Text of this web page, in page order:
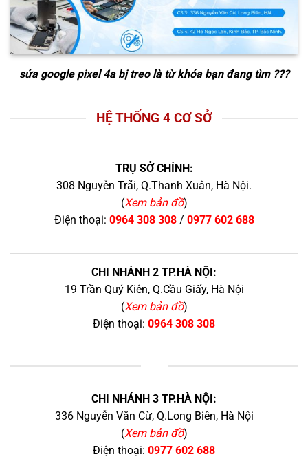
sửa google pixel 4a bị treolà từ khóa bạn đang tìm ???
HỆ THỐNG 4 CƠ SỞ
TRỤ SỞ CHÍNH:
308 Nguyễn Trãi, Q.Thanh Xuân, Hà Nội.
(Xem bản đồ)
Điện thoại: 0964 308 308/ 0977 602 688
CHI NHÁNH 2 TP.HÀ NỘI:
19 Trần Quý Kiên, Q.Cầu Giấy, Hà Nội
(Xem bản đồ)
Điện thoại: 0964 308 308
CHI NHÁNH 3 TP.HÀ NỘI:
336 Nguyễn Văn Cừ, Q.Long Biên, Hà Nội
(Xem bản đồ)
Điện thoại: 0977 602 688